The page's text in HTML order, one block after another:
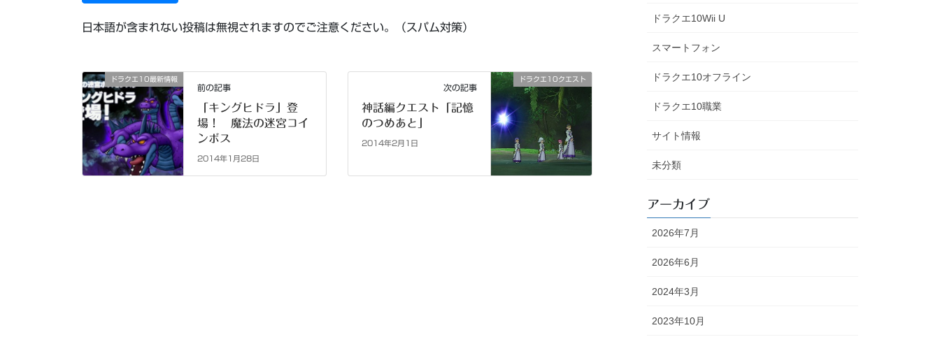
日本語が含まれない投稿は無視されますのでご注意ください。（スパム対策）
ドラクエ10最新情報
前の記事
「キングヒドラ」登
場！ 魔法の迷宮コイ
ンボス
2014年1月28日
ドラクエ10クエスト
次の記事
神話編クエスト「記憶
のつめあと」
2014年2月1日
ドラクエ10Wii U
スマートフォン
ドラクエ10オフライン
ドラクエ10職業
サイト情報
未分類
アーカイブ
2026年7月
2026年6月
2024年3月
2023年10月